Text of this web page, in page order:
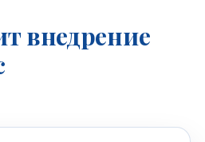
внедрение